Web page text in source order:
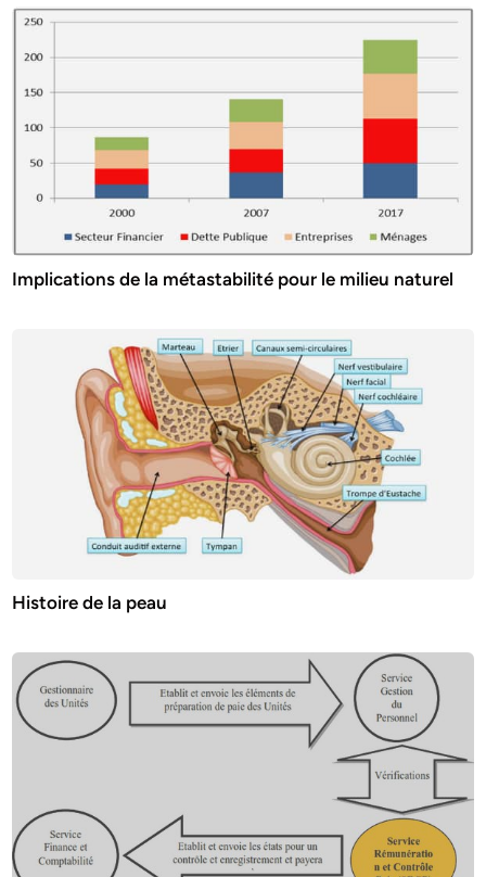
Implications de la métastabilité pour le milieu naturel
Histoire de la peau